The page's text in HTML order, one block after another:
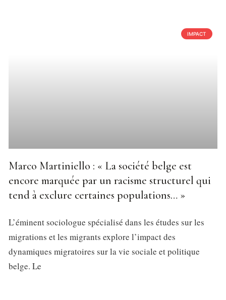
IMPACT
Marco Martiniello : « La société belge est
encore marquée par un racisme structurel qui
tend à exclure certaines populations… »
L’éminent sociologue spécialisé dans les études sur les
migrations et les migrants explore l’impact des
dynamiques migratoires sur la vie sociale et politique
belge. Le